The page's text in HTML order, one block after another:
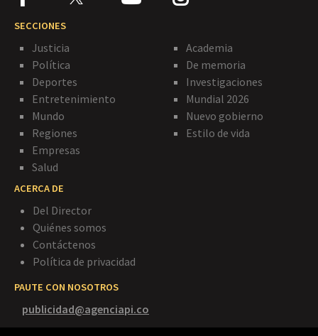
SECCIONES
Justicia
Política
Deportes
Entretenimiento
Mundo
Regiones
Empresas
Salud
Academia
De memoria
Investigaciones
Mundial 2026
Nuevo gobierno
Estilo de vida
ACERCA DE
Del Director
Quiénes somos
Contáctenos
Política de privacidad
PAUTE CON NOSOTROS
publicidad@agenciapi.co